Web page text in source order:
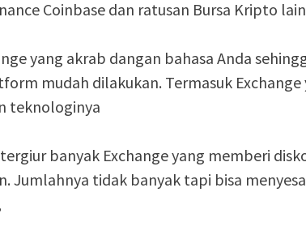
Coinbase dan ratusan Bursa Kripto
yang akrab dangan bahasa Anda
mudah dilakukan. Termasuk Exchange
teknologinya
banyak Exchange yang memberi
Jumlahnya tidak banyak tapi bisa